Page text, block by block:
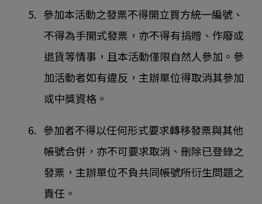
5. 參加本活動之發票不得開立買方統一編號、
不得為手開式發票，亦不得有捐贈、作廢或
退貨等情事，且本活動僅限自然人參加。參
加活動者如有違反，主辦單位得取消其參加
或中獎資格。
6. 參加者不得以任何形式要求轉移發票與其他
帳號合併，亦不可要求取消、刪除已登錄之
發票，主辦單位不負共同帳號所衍生問題之
責任。